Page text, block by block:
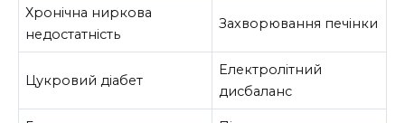
Хронічна ниркова
недостатність
Захворювання печінки
Цукровий діабет
Електролітний
дисбаланс